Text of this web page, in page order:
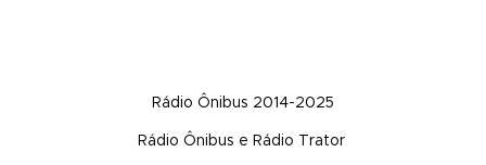
Rádio Ônibus 2014-2025
Rádio Ônibus e Rádio Trator